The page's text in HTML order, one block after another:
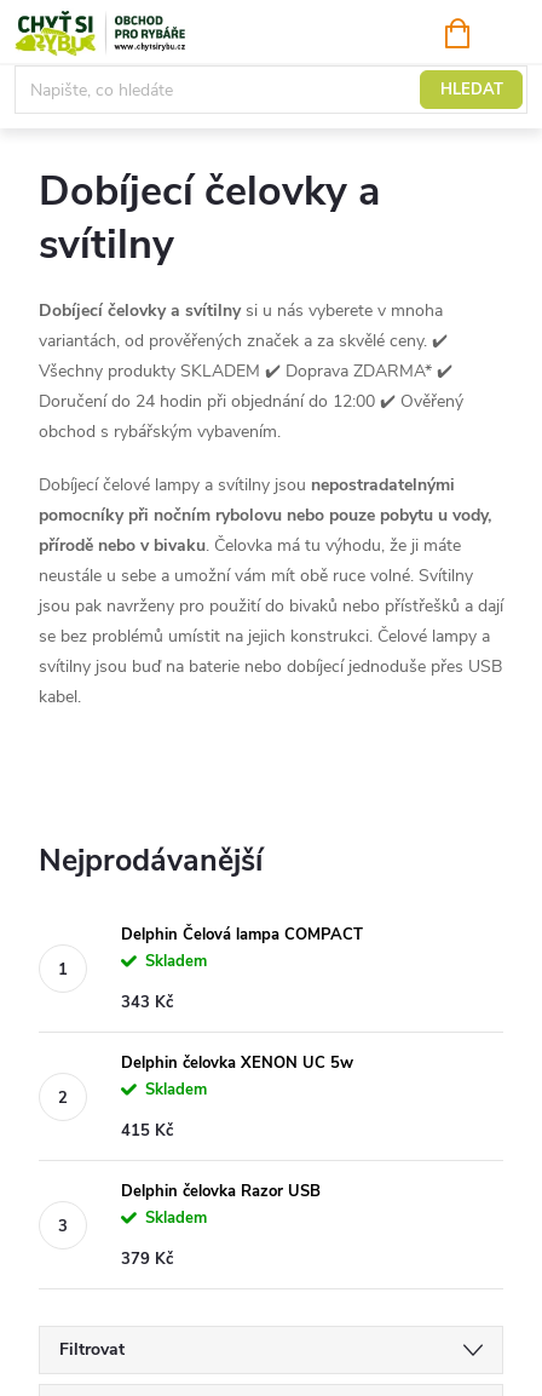
Přejít
na
obsah
HLEDAT
KOŠÍK
Čelovky a svítilny
Dobíjecí čelovky a
svítilny
Dobíjecí čelovky a svítilny si u nás vyberete v mnoha
variantách, od prověřených značek a za skvělé ceny. ✔️
Všechny produkty SKLADEM ✔️ Doprava ZDARMA* ✔️
Doručení do 24 hodin při objednání do 12:00 ✔️ Ověřený
obchod s rybářským vybavením.
Dobíjecí čelové lampy a svítilny jsou nepostradatelnými
pomocníky při nočním rybolovu nebo pouze pobytu u vody,
přírodě nebo v bivaku. Čelovka má tu výhodu, že ji máte
neustále u sebe a umožní vám mít obě ruce volné. Svítilny
jsou pak navrženy pro použití do bivaků nebo přístřešků a dají
se bez problémů umístit na jejich konstrukci. Čelové lampy a
svítilny jsou buď na baterie nebo dobíjecí jednoduše přes USB
kabel.
Nejprodávanější
Delphin Čelová lampa COMPACT
Skladem
343 Kč
Delphin čelovka XENON UC 5w
Skladem
415 Kč
Delphin čelovka Razor USB
Skladem
379 Kč
Filtrovat